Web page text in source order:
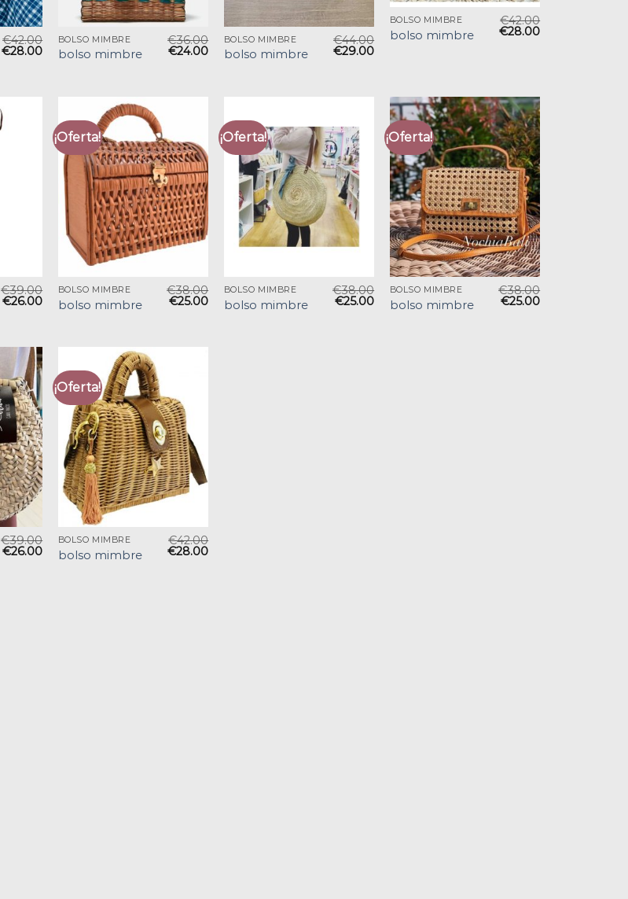
€42.00
€28.00
BOLSO MIMBRE
bolso mimbre
€36.00
€24.00
BOLSO MIMBRE
bolso mimbre
€44.00
€29.00
BOLSO MIMBRE
bolso mimbre
€42.00
€28.00
€39.00
€26.00
¡Oferta!
BOLSO MIMBRE
bolso mimbre
€38.00
€25.00
¡Oferta!
BOLSO MIMBRE
bolso mimbre
€38.00
€25.00
¡Oferta!
BOLSO MIMBRE
bolso mimbre
€38.00
€25.00
€39.00
€26.00
¡Oferta!
BOLSO MIMBRE
bolso mimbre
€42.00
€28.00